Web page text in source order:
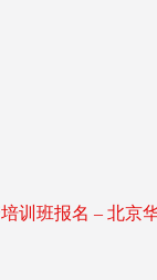
训班报名 – 北京